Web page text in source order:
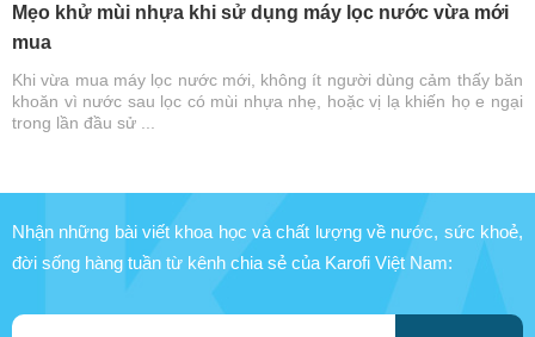
Mẹo khử mùi nhựa khi sử dụng máy lọc nước vừa mới
mua
Khi vừa mua máy lọc nước mới, không ít người dùng cảm thấy băn
khoăn vì nước sau lọc có mùi nhựa nhẹ, hoặc vị lạ khiến họ e ngại
trong lần đầu sử ...
Nhận những bài viết khoa học và chất lượng về nước, sức khoẻ,
đời sống hàng tuần từ kênh chia sẻ của Karofi Việt Nam: